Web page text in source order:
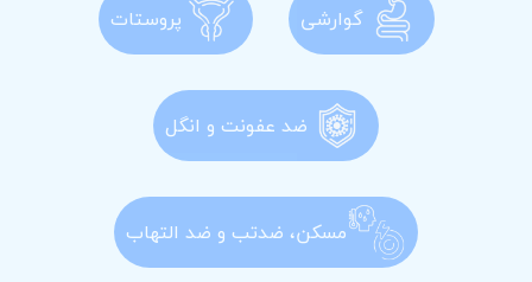
گوارشی پروستات
ضد عفونت و انگل
مسکن، ضدتب و ضد التهاب